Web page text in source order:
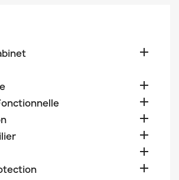






